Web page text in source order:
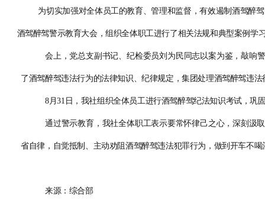
为切实加强对全体员工的教育、管理和监督，有效遏制酒驾醉
酒驾醉驾警示教育大会，组织全体职工进行了相关法规和典型案例学
会上，党总支副书记、纪检委员刘为民同志以案为鉴，敲响
了酒驾醉驾违法行为的法律知识、纪律规定，集团处理酒驾醉驾违
8月31 日，我社组织全体员工进行酒驾醉驾纪法知识考试，巩
通过警示教育，我社全体职工表示要常怀律己之心，深刻汲
省自律，自觉抵制、主动劝阻酒驾醉驾违法犯罪行为，做到开车不
来源：综合部